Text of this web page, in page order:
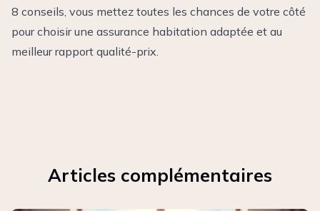
8 conseils, vous mettez toutes les chances de votre côté
pour choisir une assurance habitation adaptée et au
meilleur rapport qualité-prix.
Articles complémentaires